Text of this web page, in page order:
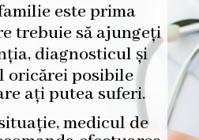
este prima
trebuie să ajungeți
diagnosticul și
oricărei posibile
ați putea suferi.
medicul de